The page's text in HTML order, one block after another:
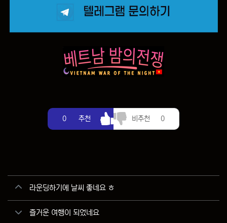
0 추천 추천 비추천 0
비추천
관련자료
라운딩하기에 날씨 좋네요 ㅎ
즐거운 여행이 되었네요